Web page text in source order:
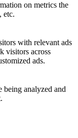
on metrics the
etc.
with relevant ads
visitors across
ads.
being analyzed and